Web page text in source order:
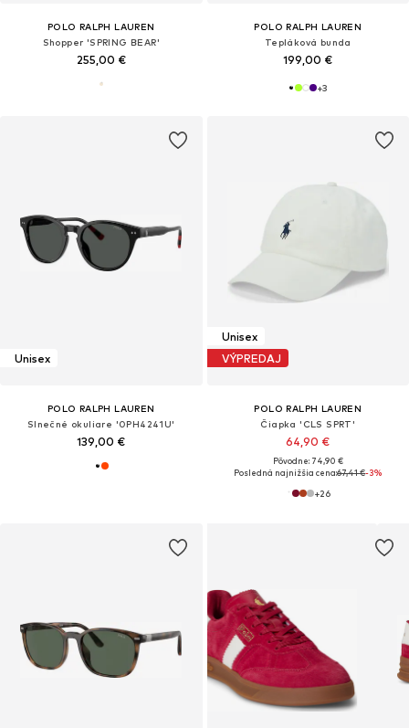
POLO RALPH LAUREN
Shopper 'SPRING BEAR'
255,00 €
POLO RALPH LAUREN
Tepláková bunda
199,00 €
+3
Unisex
POLO RALPH LAUREN
Slnečné okuliare '0PH4241U'
139,00 €
Unisex
VÝPREDAJ
POLO RALPH LAUREN
Čiapka 'CLS SPRT'
64,90 €
Pôvodne: 74,90 €
Posledná najnižšia cena:67,41 €-3%
+26